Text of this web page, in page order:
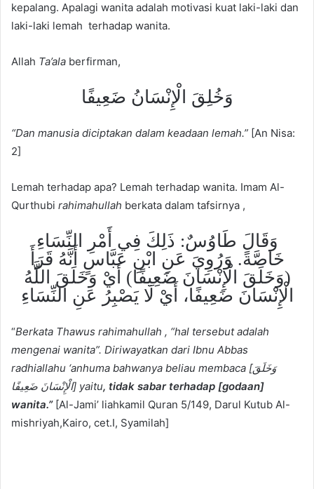
kepalang. Apalagi wanita adalah motivasi kuat laki-laki dan
laki-laki lemah terhadap wanita.
Allah Ta’ala berfirman,
وَخُلِقَ الْإِنْسَانُ ضَعِيفًا
“Dan manusia diciptakan dalam keadaan lemah.” [An Nisa:
2]
Lemah terhadap apa? Lemah terhadap wanita. Imam Al-
Qurthubi rahimahullah berkata dalam tafsirnya ,
وَقَالَ طَاوُسٌ: ذَلِكَ فِي أَمْرِ النِّسَاءِ
خَاصَّةً. وَرُوِيَ عَنِ ابْنِ عَبَّاسٍ أَنَّهُ قَرَأَ
(وَخَلَقَ الْإِنْسَانَ ضَعِيفًا) أَيْ وَخَلَقَ اللَّهُ
الْإِنْسَانَ ضَعِيفًا، أَيْ لَا يَصْبِرُ عَنِ النِّسَاءِ
“Berkata Thawus rahimahullah , “hal tersebut adalah
mengenai wanita”. Diriwayatkan dari Ibnu Abbas
radhiallahu ‘anhuma bahwanya beliau membaca [وَخَلَقَ
الْإِنْسَانَ ضَعِيفًا] yaitu, tidak sabar terhadap [godaan]
wanita.”[Al-Jami’ liahkamil Quran 5/149, Darul Kutub Al-
mishriyah,Kairo, cet.I, Syamilah]